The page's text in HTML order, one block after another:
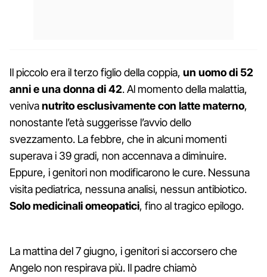
Il piccolo era il terzo figlio della coppia, un uomo di 52
anni e una donna di 42. Al momento della malattia,
venivanutrito esclusivamente con latte materno,
nonostante l’età suggerisse l’avvio dello
svezzamento. La febbre, che in alcuni momenti
superava i 39 gradi, non accennava a diminuire.
Eppure, i genitori non modificarono le cure. Nessuna
visita pediatrica, nessuna analisi, nessun antibiotico.
Solo medicinali omeopatici, fino al tragico epilogo.
La mattina del 7 giugno, i genitori si accorsero che
Angelo non respirava più. Il padre chiamò